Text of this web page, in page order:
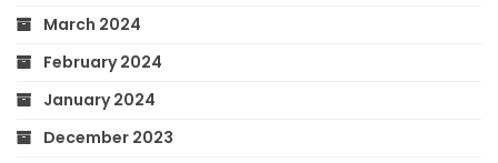
March 2024
February 2024
January 2024
December 2023